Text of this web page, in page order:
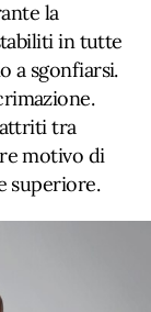
la
in tutte
a sgonfiarsi.
tra
motivo di
superiore.